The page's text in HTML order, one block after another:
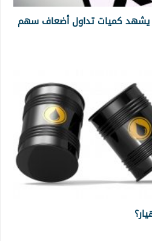
كميات تداول أضعاف سهم